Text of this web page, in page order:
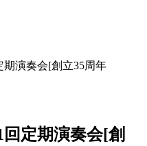
定期演奏会[創